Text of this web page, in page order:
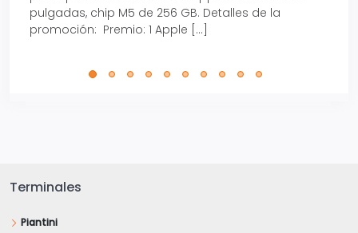
pulgadas, chip M5 de 256 GB. Detalles de la
promoción: Premio: 1 Apple […]
Terminales
Piantini